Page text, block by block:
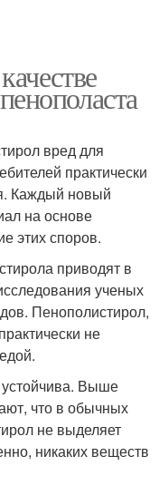
вред для
практически
Каждый новый
на основе
этих споров.
приводят в
ученых
Пенополистирол,
не
устойчива. Выше
что в обычных
не выделяет
никаких веществ